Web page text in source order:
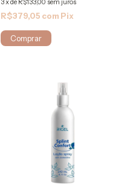
R$379,05 com Pix
Comprar